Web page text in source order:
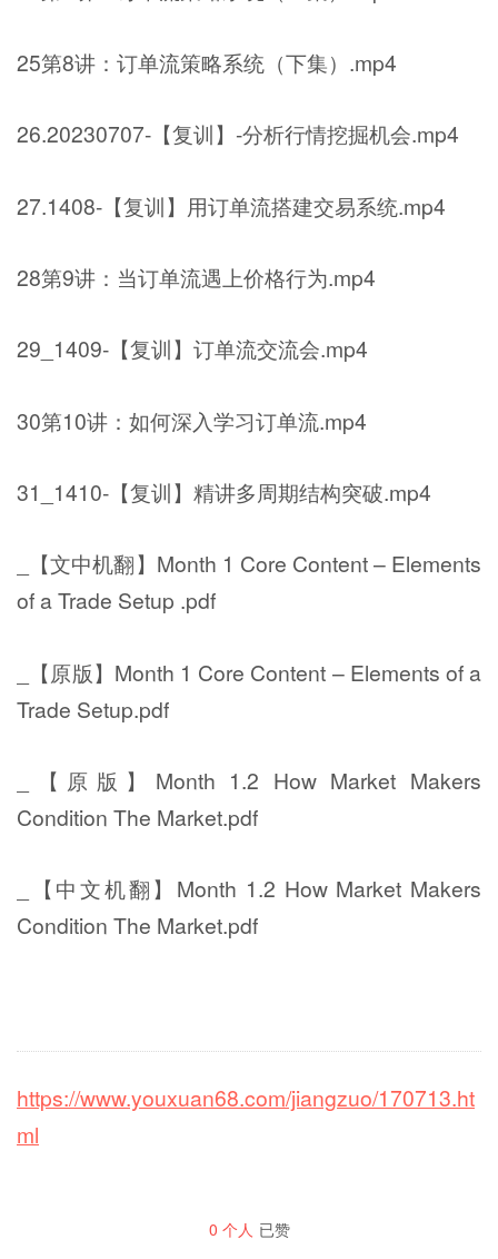
25第8讲：订单流策略系统（下集）.mp4
26.20230707-【复训】-分析行情挖掘机会.mp4
27.1408-【复训】用订单流搭建交易系统.mp4
28第9讲：当订单流遇上价格行为.mp4
29_1409-【复训】订单流交流会.mp4
30第10讲：如何深入学习订单流.mp4
31_1410-【复训】精讲多周期结构突破.mp4
_【文中机翻】Month 1 Core Content – Elements
of a Trade Setup .pdf
_【原版】Month 1 Core Content – Elements of a
Trade Setup.pdf
_【原版】Month 1.2 How Market Makers
Condition The Market.pdf
_【中文机翻】Month 1.2 How Market Makers
Condition The Market.pdf
https://www.youxuan68.com/jiangzuo/170713.ht
ml
0 个人 已赞